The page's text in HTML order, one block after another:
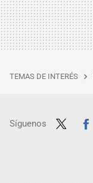
TEMAS DE INTERÉS
Síguenos